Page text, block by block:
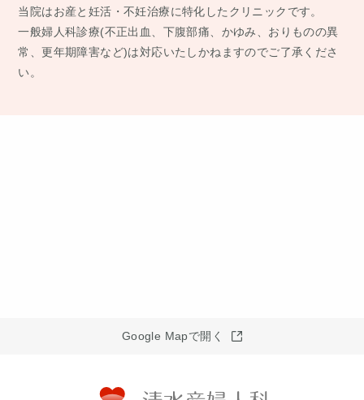
Google Mapで開く
当院はお産と妊活・不妊治療に特化したクリニックです。
⼀般婦⼈科診療(不正出⾎、下腹部痛、かゆみ、おりものの異
常、更年期障害など)は対応いたしかねますのでご了承くださ
い。